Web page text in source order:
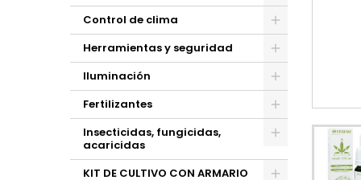
Control de clima
Herramientas y seguridad
Iluminación
Fertilizantes
Insecticidas, fungicidas,
acaricidas
KIT DE CULTIVO CON ARMARIO